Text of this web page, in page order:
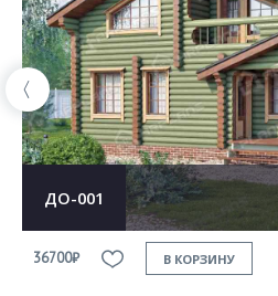
ДО-001
36700₽ В КОРЗИНУ